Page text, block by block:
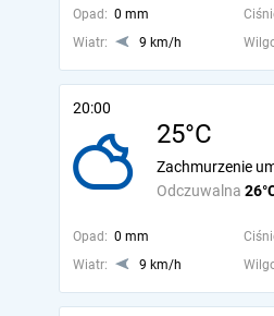
Opad: 0 mm
Wiatr:
9 km/h
20:00
25°C
Odczuwalna
Zachmurzenie
Opad: 0 mm
Wiatr:
9 km/h